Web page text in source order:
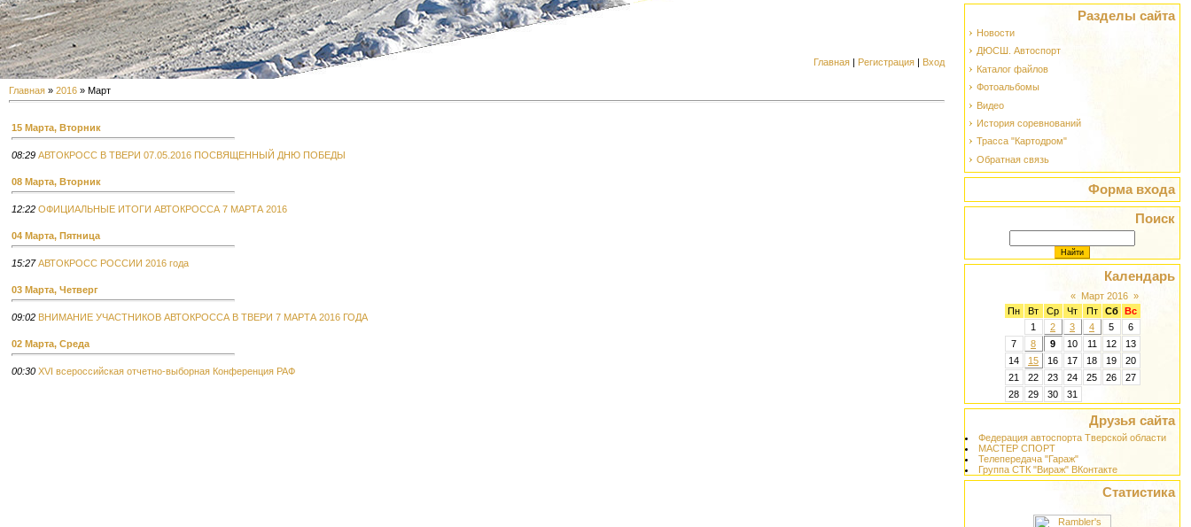
Главная | Регистрация | Вход
Главная » 2016 » Март
15 Марта, Вторник
08:29 АВТОКРОСС В ТВЕРИ 07.05.2016 ПОСВЯЩЕННЫЙ ДНЮ ПОБЕДЫ
08 Марта, Вторник
12:22 ОФИЦИАЛЬНЫЕ ИТОГИ АВТОКРОССА 7 МАРТА 2016
04 Марта, Пятница
15:27 АВТОКРОСС РОССИИ 2016 года
03 Марта, Четверг
09:02 ВНИМАНИЕ УЧАСТНИКОВ АВТОКРОССА В ТВЕРИ 7 МАРТА 2016 ГОДА
02 Марта, Среда
00:30 XVI всероссийская отчетно-выборная Конференция РАФ
Разделы сайта
Новости
ДЮСШ. Автоспорт
Каталог файлов
Фотоальбомы
Видео
История соревнований
Трасса "Картодром"
Обратная связь
Форма входа
Поиск
Календарь
« Март 2016 »
Пн
Вт Ср Чт Пт Сб
Вс
1
2 3 4 5
6
7
8 9 10 11 12
13
14
15 16 17 18 19
20
21
22 23 24 25 26
27
28
29 30 31
Друзья сайта
Федерация автоспорта Тверской области
МАСТЕР СПОРТ
Телепередача "Гараж"
Группа СТК "Вираж" ВКонтакте
Статистика